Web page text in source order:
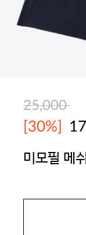
25,000
[30%]
미모필 메